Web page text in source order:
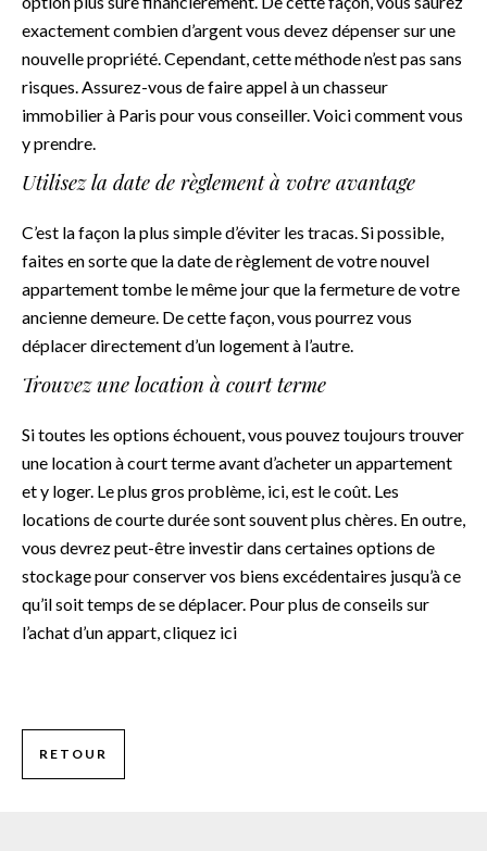
exactement combien d’argent vous devez dépenser sur une
nouvelle propriété. Cependant, cette méthode n’est pas sans
risques. Assurez-vous de faire appel à unchasseur
immobilier à Paris pour vous conseiller. Voici comment vous
y prendre.
Utilisez la date de règlement à votre avantage
C’est la façon la plus simple d’éviter les tracas. Si possible,
faites en sorte que la date de règlement de votre nouvel
appartement tombe le même jour que la fermeture de votre
ancienne demeure. De cette façon, vous pourrez vous
déplacer directement d’un logement à l’autre.
Trouvez une location à court terme
Si toutes les options échouent, vous pouvez toujours trouver
une location à court terme avant d’acheter un appartement
et y loger. Le plus gros problème, ici, est le coût. Les
locations de courte durée sont souvent plus chères. En outre,
vous devrez peut-être investir dans certaines options de
stockage pour conserver vos biens excédentaires jusqu’à ce
qu’il soit temps de se déplacer. Pour plus de conseils sur
l’achat d’un appart,cliquez ici
RETOUR